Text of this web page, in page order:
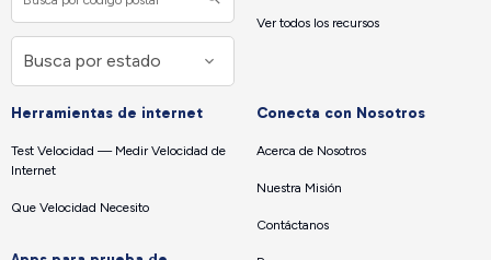
Ver todos los recursos
Herramientas de internet
Test Velocidad — Medir Velocidad de
Internet
Que Velocidad Necesito
Conecta con Nosotros
Acerca de Nosotros
Nuestra Misión
Contáctanos